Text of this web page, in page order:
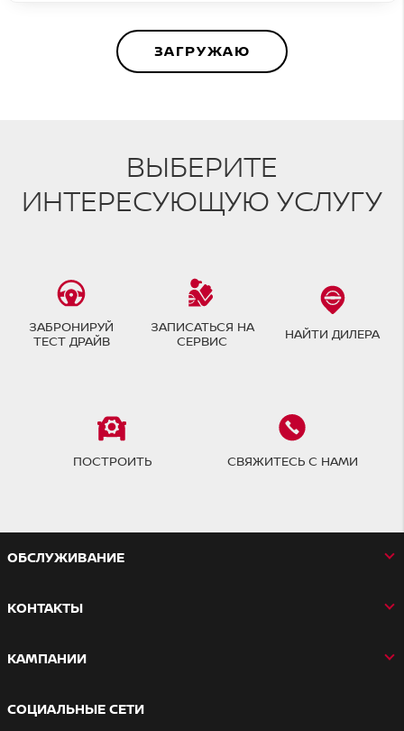
ЗАГРУЖАЮ
ВЫБЕРИТЕ
ИНТЕРЕСУЮЩУЮ УСЛУГУ
ЗАБРОНИРУЙ
ТЕСТ ДРАЙВ
ЗАПИСАТЬСЯ НА
СЕРВИС
НАЙТИ ДИЛЕРА
ПОСТРОИТЬ СВЯЖИТЕСЬ С НАМИ
OБСЛУЖИВАНИЕ
КОНТАКТЫ
КАМПАНИИ
СОЦИАЛЬНЫЕ СЕТИ